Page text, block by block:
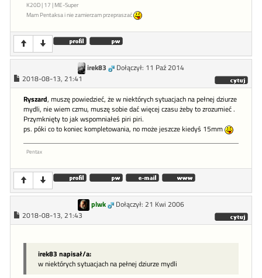
K20D | 17 | ME-Super
Mam Pentaksa i nie zamierzam przepraszać
irek83
Dołączył: 11 Paź 2014
2018-08-13, 21:41
Ryszard, muszę powiedzieć, że w niektórych sytuacjach na pełnej dziurze
mydli, nie wiem czmu, muszę sobie dać więcej czasu żeby to zrozumieć .
Przymknięty to jak wspomniałeś piri piri.
ps. póki co to koniec kompletowania, no może jeszcze kiedyś 15mm
Pentax
plwk
Dołączył: 21 Kwi 2006
2018-08-13, 21:43
irek83 napisał/a:
w niektórych sytuacjach na pełnej dziurze mydli